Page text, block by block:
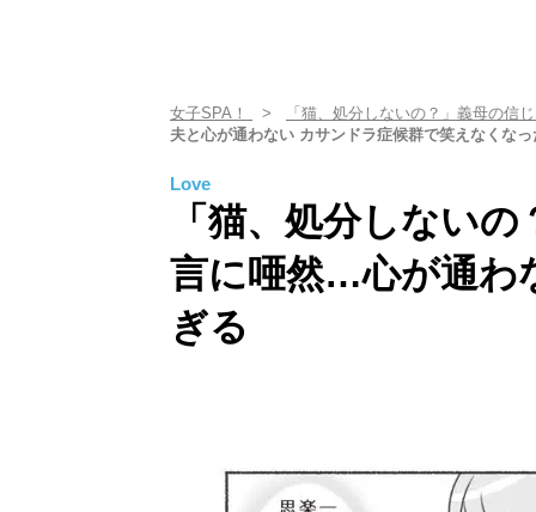
女子SPA！
「猫、処分しないの？」義母の
夫と心が通わない カサンドラ症候群で笑えなくな
Love
「猫、処分しない
言に唖然…心が通わ
ぎる